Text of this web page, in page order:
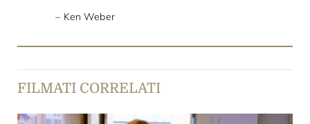
Ken Weber
FILMATI CORRELATI